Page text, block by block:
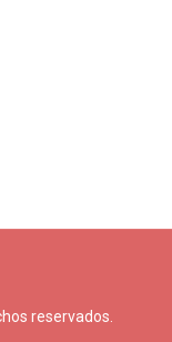
reservados.